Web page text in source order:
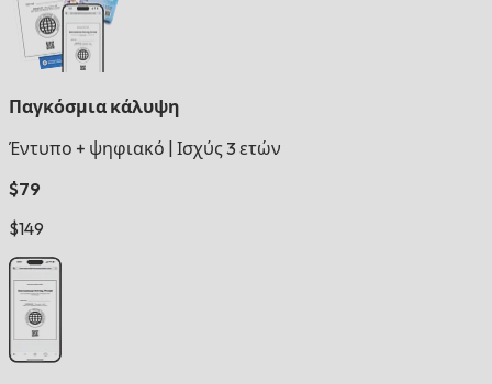
Παγκόσμια κάλυψη
Έντυπο + ψηφιακό Ισχύς 3 ετών
$79
$149